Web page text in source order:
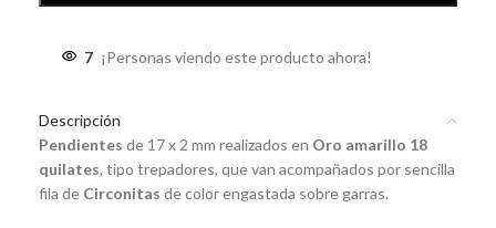
7 ¡Personas viendo este producto ahora!
Descripción
Pendientes de 17 x 2 mm realizados en Oro amarillo 18
quilates, tipo trepadores, que van acompañados por sencilla
fila de Circonitas de color engastada sobre garras.